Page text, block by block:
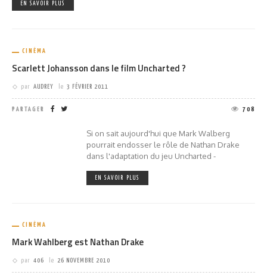
EN SAVOIR PLUS
CINÉMA
Scarlett Johansson dans le film Uncharted ?
par AUDREY le 3 FÉVRIER 2011
PARTAGER 708
Si on sait aujourd'hui que Mark Walberg
pourrait endosser le rôle de Nathan Drake
dans l'adaptation du jeu Uncharted -
EN SAVOIR PLUS
CINÉMA
Mark Wahlberg est Nathan Drake
par 406 le 26 NOVEMBRE 2010